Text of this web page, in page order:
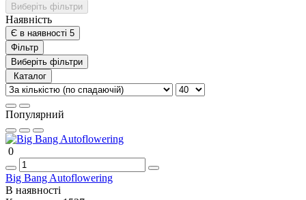
Виберіть фільтри
Наявність
Є в наявності 5
Фільтр
Виберіть фільтри
Каталог
Популярний
0
Big Bang Autoflowering
В наявності